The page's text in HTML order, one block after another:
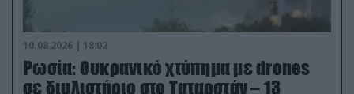
10.08.2026 | 18:02
Ρωσία: Ουκρανικό χτύπημα με drones
σε διυλιστήριο στο Ταταρστάν – 13